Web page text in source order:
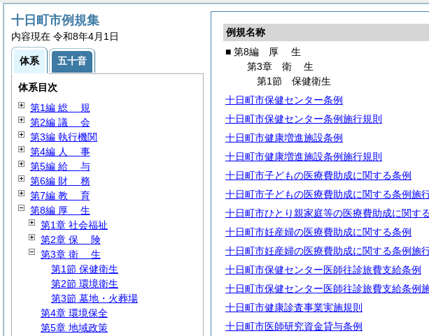
例規名称
■ 第8編 厚 生
第3章 衛生
第1節 保健衛生
十日町市保健センター条例
十日町市保健センター条例施行規則
十日町市健康増進施設条例
十日町市健康増進施設条例施行規則
十日町市子どもの医療費助成に関する条例
十日町市子どもの医療費助成に関する条例施
十日町市ひとり親家庭等の医療費助成に関す
十日町市妊産婦の医療費助成に関する条例
十日町市妊産婦の医療費助成に関する条例施
十日町市保健センター医師往診旅費支給条例
十日町市保健センター医師往診旅費支給条例
十日町市健康診査事業実施規則
十日町市医師研究資金貸与条例
十日町市例規集
内容現在 令和8年4月1日
体系 五十音
体系目次
第1編 総 規
第2編 議 会
第3編 執行機関
第4編 人 事
第5編 給 与
第6編 財 務
第7編 教 育
第8編 厚 生
第1章 社会福祉
第2章 保
険
第3章 衛 生
第1節 保健衛生
第2節 環境衛生
第3節 墓地・火葬場
第4章 環境保全
第5章 地域政策